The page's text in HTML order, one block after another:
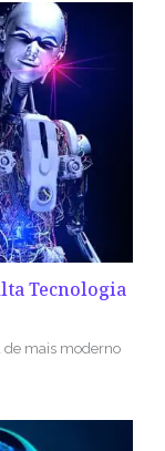
Tecnologia
de mais moderno